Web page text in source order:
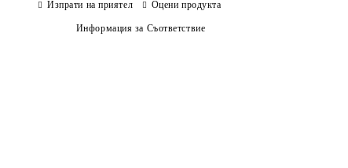
Изпрати на приятел Оцени продукта
Информация за Съответствие